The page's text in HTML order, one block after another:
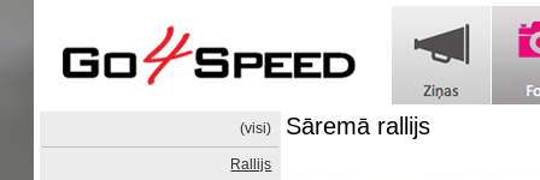
(visi)
Rallijs
Sāremā rallijs